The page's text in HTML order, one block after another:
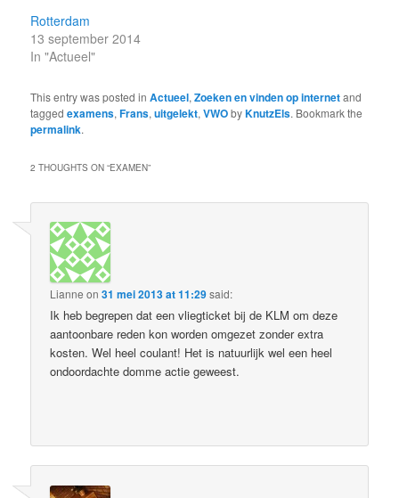
Rotterdam
13 september 2014
In "Actueel"
This entry was posted inActueel,Zoeken en vinden op internetand
taggedexamens,Frans,uitgelekt,VWObyKnutzEls. Bookmark the
permalink.
2 THOUGHTS ON “EXAMEN”
Lianne on31 mei 2013 at 11:29said:
Ik heb begrepen dat een vliegticket bij de KLM om deze
aantoonbare reden kon worden omgezet zonder extra
kosten. Wel heel coulant! Het is natuurlijk wel een heel
ondoordachte domme actie geweest.